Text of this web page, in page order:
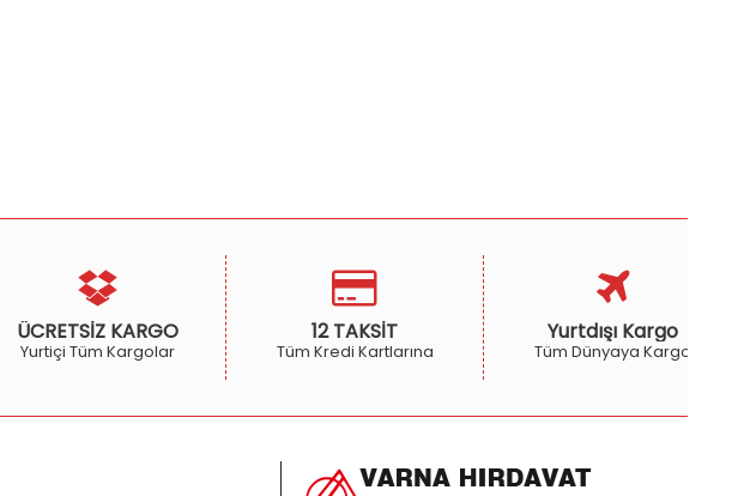
ÜCRETSİZ KARGO
Yurtiçi Tüm Kargolar
12 TAKSİT
Tüm Kredi Kartlarına
Yurtdışı Kargo
Tüm Dünyaya Kargo